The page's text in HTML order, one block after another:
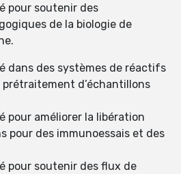
pour soutenir des
de la biologie de
dans des systèmes de réactifs
d’échantillons
pour améliorer la libération
pour des immunoessais et des
pour soutenir des flux de